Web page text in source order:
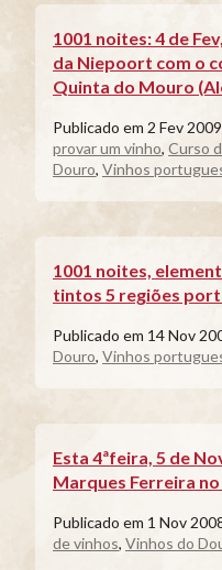
1001 noites: 4 de
da Niepoort com o
Quinta do Mouro
Publicado em 2 Fev 2009
provar um vinho, Curso
Douro, Vinhos
1001 noites,
tintos 5 regiões
Publicado em 14 Nov
Douro, Vinhos
Esta 4ªfeira, 5 de
Marques Ferreira
Publicado em 1 Nov
de vinhos, Vinhos do